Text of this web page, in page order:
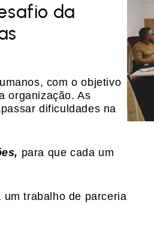
da
com o objetivo
organização. As
dificuldades na
para que cada um
trabalho de parceria